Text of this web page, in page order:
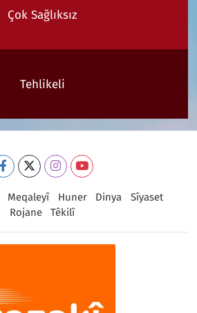
Çok Sağlıksız
Tehlikeli
Meqaleyî Huner Dinya
Sîyaset
Rojane
Têkilî